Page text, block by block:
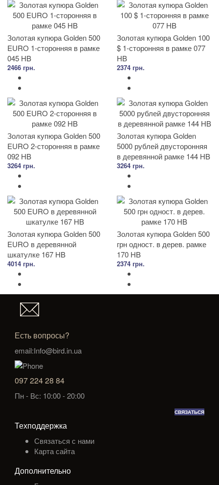
Золотая купюра Golden 500
EURO 1-сторонняя в рамке
045 HB
2466 грн.
Золотая купюра Golden 100
$ 1-сторонняя в рамке 077
HB
2374 грн.
Золотая купюра Golden 500
EURO 2-сторонняя в рамке
092 HB
3264 грн.
Золотая купюра Golden
5000 рублей двусторонняя
в деревянной рамке 144 HB
3264 грн.
Золотая купюра Golden 500
EURO в деревянной
шкатулке 167 HB
4014 грн.
Золотая купюра Golden 500
грн одност. в дерев. рамке
170 HB
2374 грн.
Есть вопросы?
email:Info@bird.in.ua
097 224 28 84
Пн - Вс: 10:00 - 20:00
СВЯЗАТЬСЯ
Техподдержка
Связаться с нами
Карта сайта
Дополнительно